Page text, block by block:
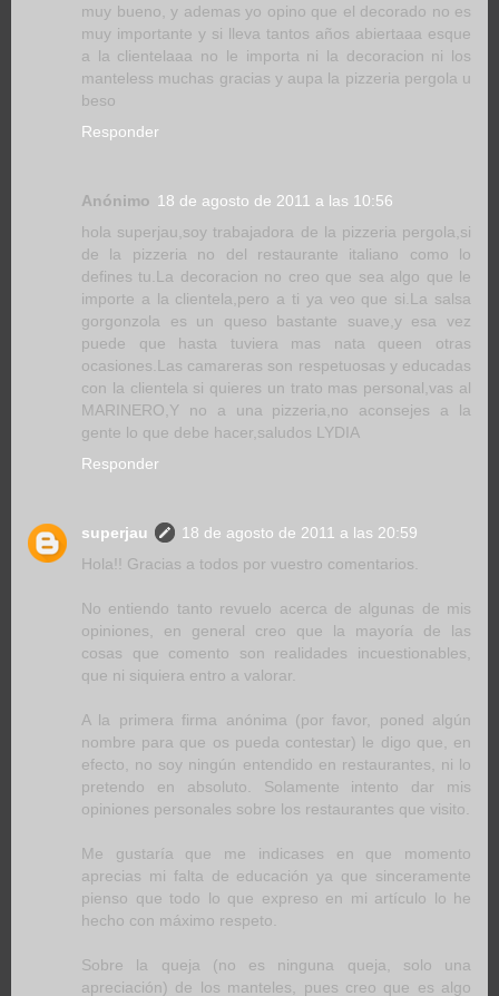
muy bueno, y ademas yo opino que el decorado no es
muy importante y si lleva tantos años abiertaaa esque
a la clientelaaa no le importa ni la decoracion ni los
manteless muchas gracias y aupa la pizzeria pergola u
beso
Responder
Anónimo 18 de agosto de 2011 a las 10:56
hola superjau,soy trabajadora de la pizzeria pergola,si
de la pizzeria no del restaurante italiano como lo
defines tu.La decoracion no creo que sea algo que le
importe a la clientela,pero a ti ya veo que si.La salsa
gorgonzola es un queso bastante suave,y esa vez
puede que hasta tuviera mas nata queen otras
ocasiones.Las camareras son respetuosas y educadas
con la clientela si quieres un trato mas personal,vas al
MARINERO,Y no a una pizzeria,no aconsejes a la
gente lo que debe hacer,saludos LYDIA
Responder
superjau
18 de agosto de 2011 a las 20:59
Hola!! Gracias a todos por vuestro comentarios.
No entiendo tanto revuelo acerca de algunas de mis
opiniones, en general creo que la mayoría de las
cosas que comento son realidades incuestionables,
que ni siquiera entro a valorar.
A la primera firma anónima (por favor, poned algún
nombre para que os pueda contestar) le digo que, en
efecto, no soy ningún entendido en restaurantes, ni lo
pretendo en absoluto. Solamente intento dar mis
opiniones personales sobre los restaurantes que visito.
Me gustaría que me indicases en que momento
aprecias mi falta de educación ya que sinceramente
pienso que todo lo que expreso en mi artículo lo he
hecho con máximo respeto.
Sobre la queja (no es ninguna queja, solo una
apreciación) de los manteles, pues creo que es algo